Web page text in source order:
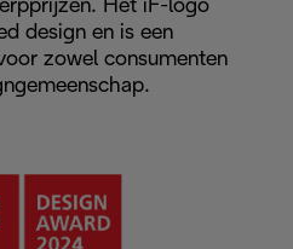
Het iF-logo
design en is een
zowel consumenten